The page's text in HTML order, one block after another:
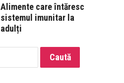
Alimente care întăresc
sistemul imunitar la
adulți